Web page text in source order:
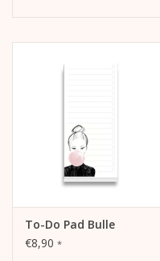
To-Do Pad Bulle
€8,90 *